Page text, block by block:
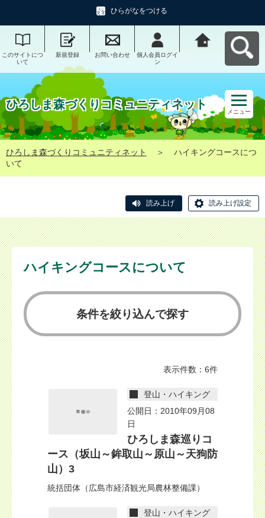
ひらがなをつける
このサイトにつ
いて
新規登録 お問い合わせ
個人会員ログイ
ン
ひろしま森づくりコミュニティネット
メニュー
ひろしま森づくりコミュニティネット ＞
ハイキングコースにつ
いて
読み上げ 読み上げ設定
ハイキングコースについて
条件を絞り込んで探す
表示件数：6件
登山・ハイキング
公開日：2010年09月08
日
ひろしま森巡りコ
ース（坂山～鉾取山～原山～天狗防
山）3
統括団体（広島市経済観光局農林整備課）
登山・ハイキング